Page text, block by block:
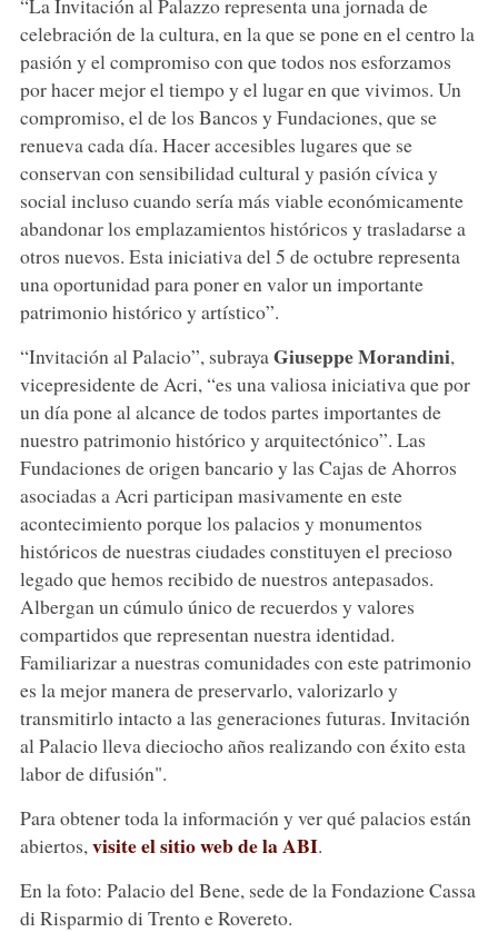
celebración de la cultura, en la que se pone en el centro la
pasión y el compromiso con que todos nos esforzamos
por hacer mejor el tiempo y el lugar en que vivimos. Un
compromiso, el de los Bancos y Fundaciones, que se
renueva cada día. Hacer accesibles lugares que se
conservan con sensibilidad cultural y pasión cívica y
social incluso cuando sería más viable económicamente
abandonar los emplazamientos históricos y trasladarse a
otros nuevos. Esta iniciativa del 5 de octubre representa
una oportunidad para poner en valor un importante
patrimonio histórico y artístico”.
“Invitación al Palacio”, subraya Giuseppe Morandini,
vicepresidente de Acri, “es una valiosa iniciativa que por
un día pone al alcance de todos partes importantes de
nuestro patrimonio histórico y arquitectónico”. Las
Fundaciones de origen bancario y las Cajas de Ahorros
asociadas a Acri participan masivamente en este
acontecimiento porque los palacios y monumentos
históricos de nuestras ciudades constituyen el precioso
legado que hemos recibido de nuestros antepasados.
Albergan un cúmulo único de recuerdos y valores
compartidos que representan nuestra identidad.
Familiarizar a nuestras comunidades con este patrimonio
es la mejor manera de preservarlo, valorizarlo y
transmitirlo intacto a las generaciones futuras. Invitación
al Palacio lleva dieciocho años realizando con éxito esta
labor de difusión".
Para obtener toda la información y ver qué palacios están
abiertos, visite el sitio web de la ABI.
En la foto: Palacio del Bene, sede de la Fondazione Cassa
di Risparmio di Trento e Rovereto.